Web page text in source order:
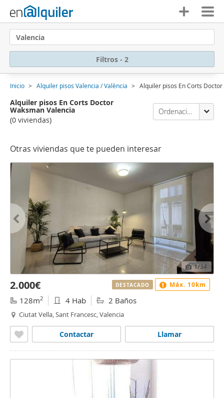
Valencia
Filtros - 2
Inicio Alquiler pisos Valencia / València Alquiler pisos En Corts
Alquiler pisos En Corts Doctor
Waksman Valencia
(0 viviendas)
Ordenación Enalquiler
Otras viviendas que te pueden interesar
1/34
2.000€
128m2 4 Hab 2 Baños
Ciutat Vella, Sant Francesc, Valencia
Llamar
Contactar
DESTACADO Máx. 10km